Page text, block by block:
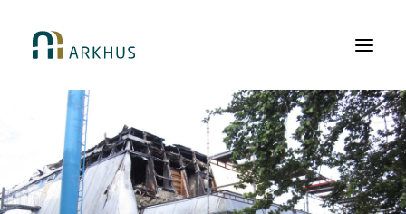
Arbejdsområder
Kundegrupper
Ydelser